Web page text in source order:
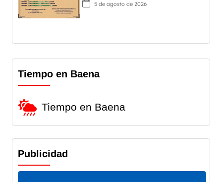
5 de agosto de 2026
Tiempo en Baena
Tiempo en Baena
Publicidad